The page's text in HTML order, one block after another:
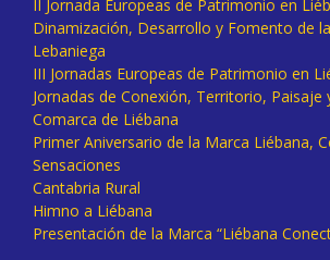
II Jornada Europeas de Patrimonio en
Dinamización, Desarrollo y Fomento de
Lebaniega
III Jornadas Europeas de Patrimonio en
Jornadas de Conexión, Territorio, Paisaje
Comarca de Liébana
Primer Aniversario de la Marca Liébana,
Sensaciones
Cantabria Rural
Himno a Liébana
Presentación de la Marca “Liébana